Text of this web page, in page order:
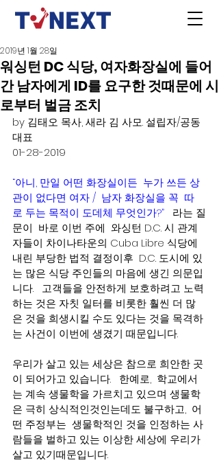
워싱턴 DC 식당, 여자화장실에 들어
간 남자에게 ID를 요구한 것때문에 시
로부터 벌금 조치
2019년 1월 28일
by 김태오 목사, 새라 김 사모. 설립자/공동
대표
01-28-2019
“아니, 만일 어떤 화장실이든  누가 쓰든 상
관이 없다면 여자 /  남자 화장실을 꼭  따
로 두는 목적이 도데체 무엇인가?”
라는 질
문이  바로 이번 주에  와싱턴 D.C. 시 관계
자들이 차이나타운의 Cuba Libre 식당에
내린 부당한 법적 결정이후  D.C. 도시에 있
는 많은 식당 주인들의 마음에 생긴 의문입
니다.   고객들을 안전하게 보호하려고 노력
하는 것은 자칫 일터를 비롯한 훨씬 더 많
은 것을 희생시킬 수도 있다는 것을 목격하
는 사건이 이번에 생겼기 때문입니다.
우리가 살고 있는 세상은 참으로 희안한 곳
이 되어가고 있습니다.   한예로,  학교에서
는 계속 생물학을 가르치고 있으며 생물학
은 극히 상식적인것인는데도 불구하고,  어
떤 주정부는  생물학적인 것을 인정하는 사
람들을 벌하고 있는 이상한 세상에 우리가
살고 있기때문입니다.